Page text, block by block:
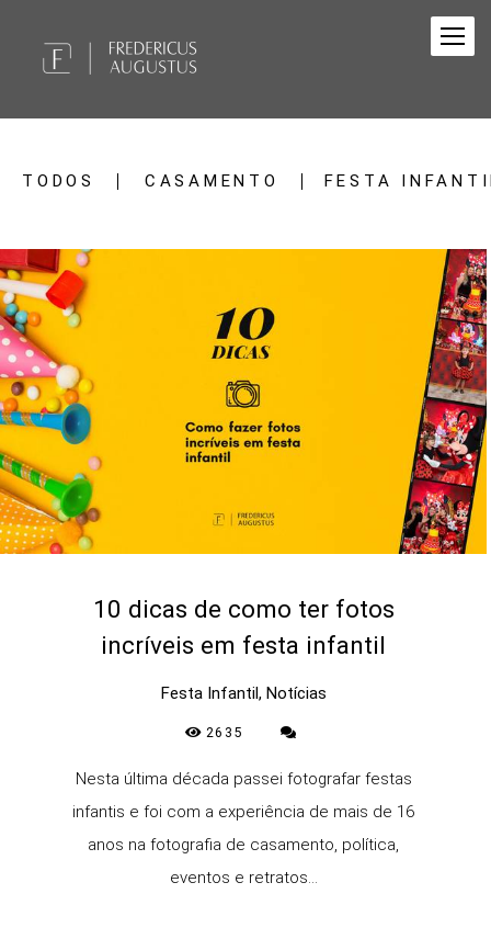
TODOS CASAMENTO FESTA
10 dicas de como ter fotos
incríveis em festa infantil
Festa Infantil, Notícias
2635
Nesta última década passei fotografar festas
infantis e foi com a experiência de mais de 16
anos na fotografia de casamento, política,
eventos e retratos...